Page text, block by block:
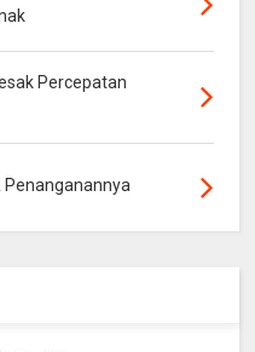
Percepatan
Penanganannya